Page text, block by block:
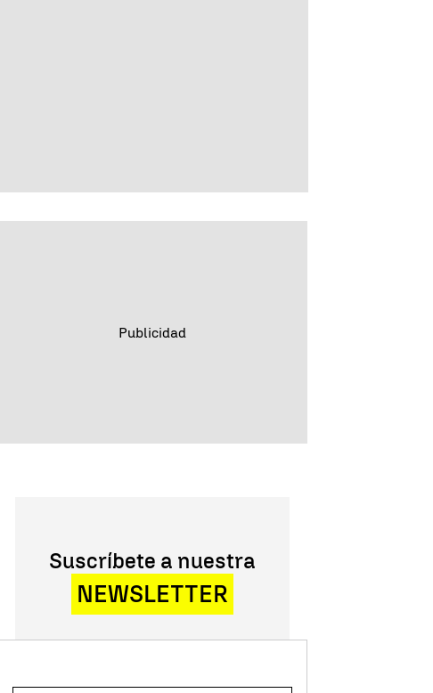
Suscríbete a nuestra
NEWSLETTER